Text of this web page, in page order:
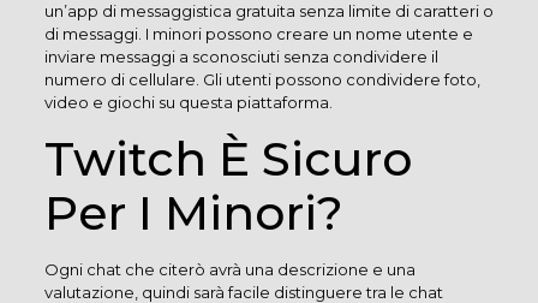
un’app di messaggistica gratuita senza limite di caratteri o
di messaggi. I minori possono creare un nome utente e
inviare messaggi a sconosciuti senza condividere il
numero di cellulare. Gli utenti possono condividere foto,
video e giochi su questa piattaforma.
Twitch È Sicuro
Per I Minori?
Ogni chat che citerò avrà una descrizione e una
valutazione, quindi sarà facile distinguere tra le chat